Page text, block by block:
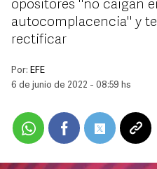
opositores "no caigan
autocomplacencia" y
rectificar
Por: EFE
6 de junio de 2022 - 08:59 hs